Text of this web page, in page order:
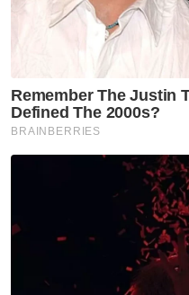
Masjid Jama
Kontroversi Masjid
Patung Dalam Masjid